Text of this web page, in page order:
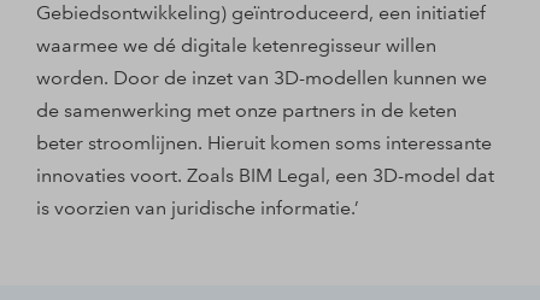
Gebiedsontwikkeling) geïntroduceerd, een initiatief
waarmee we dé digitale ketenregisseur willen
worden. Door de inzet van 3D-modellen kunnen we
de samenwerking met onze partners in de keten
beter stroomlijnen. Hieruit komen soms interessante
innovaties voort. Zoals BIM Legal, een 3D-model dat
is voorzien van juridische informatie.’